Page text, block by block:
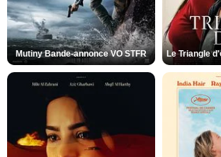
Mutiny Bande-annonce VO STFR Le Triangle